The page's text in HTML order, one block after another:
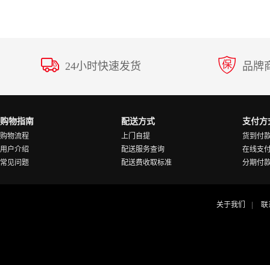
24小时快速发货 品牌
购物指南
购物流程
用户介绍
常见问题
配送方式
上门自提
配送服务查询
配送费收取标准
支付方
货到付
在线支
分期付
关于我们 联